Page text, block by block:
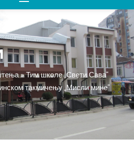
»Тим школе „Свети Сава“
такмичењу „Мисли мине“